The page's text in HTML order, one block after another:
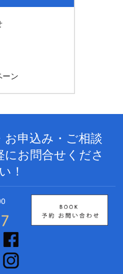
ーン
申込み・ご相談
お問合せくださ
い！